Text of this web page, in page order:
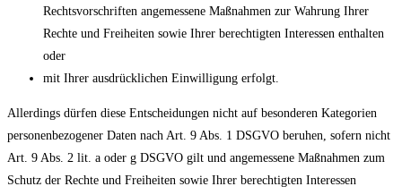
Rechtsvorschriften angemessene Maßnahmen zur Wahrung Ihrer
Rechte und Freiheiten sowie Ihrer berechtigten Interessen enthalten
oder
mit Ihrer ausdrücklichen Einwilligung erfolgt.
Allerdings dürfen diese Entscheidungen nicht auf besonderen Kategorien
personenbezogener Daten nach Art. 9 Abs. 1 DSGVO beruhen, sofern nicht
Art. 9 Abs. 2 lit. a oder g DSGVO gilt und angemessene Maßnahmen zum
Schutz der Rechte und Freiheiten sowie Ihrer berechtigten Interessen